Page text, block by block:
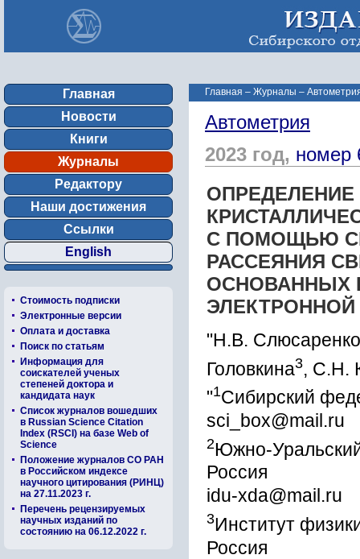
Главная
Новости
Книги
Журналы
Редактору
Наши достижения
Ссылки
English
Стоимость подписки
Электронные версии
Оплата и доставка
Поиск по статьям
Информация для
соискателей ученых
степеней доктора и
кандидата наук
Список журналов вошедших
в Russian Science Citation
Index (RSCI) на базе Web of
Science
Положение журналов СО РАН
в Российском индексе
научного цитирования (РИНЦ)
на 27.11.2023 г.
Перечень рецензируемых
научных изданий по
состоянию на 06.12.2022 г.
Главная – Журналы –
Автометрия
2023 год, номер
С ПОМОЩЬЮ
РАССЕЯНИЯ
ОСНОВАННЫХ
"Н.В. Слюсаренко
Головкина3, С.Н.
"1Сибирский
sci_box@mail.ru
2Южно-
Россия
idu-xda@mail.ru
3Институт
Россия